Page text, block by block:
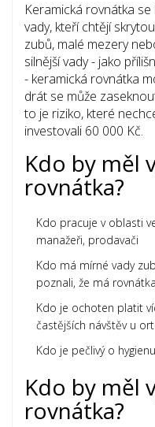
Keramická rovnátka
vady, kteří chtějí
zubů, malé mezery
silnější vady - jako
- keramická rovnátka
drát se může
to je riziko, které
investovali 60 000 Kč.
Kdo by měl
rovnátka?
Kdo pracuje v oblasti
manažeři, prodavači
Kdo má mírné vady
poznali, že má rovnátka
Kdo je ochoten platit
častějších návštěv u
Kdo je pečlivý o
Kdo by měl
rovnátka?